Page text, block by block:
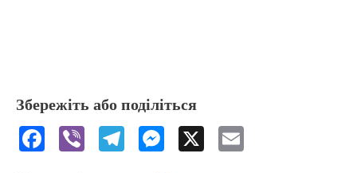
Збережіть або поділіться
F
Vi
T
M
X